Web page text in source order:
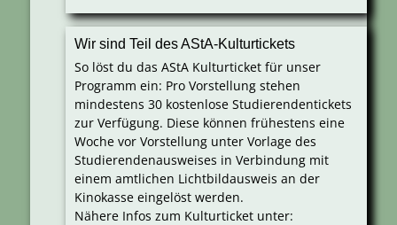
Wir sind Teil des AStA-Kulturtickets
So löst du das AStA Kulturticket für unser
Programm ein: Pro Vorstellung stehen
mindestens 30 kostenlose Studierendentickets
zur Verfügung. Diese können frühestens eine
Woche vor Vorstellung unter Vorlage des
Studierendenausweises in Verbindung mit
einem amtlichen Lichtbildausweis an der
Kinokasse eingelöst werden.
Nähere Infos zum Kulturticket unter: